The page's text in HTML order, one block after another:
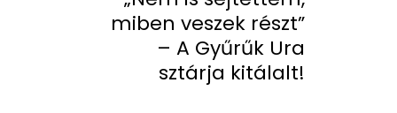
miben veszek részt”
– A Gyűrűk Ura
sztárja kitálalt!